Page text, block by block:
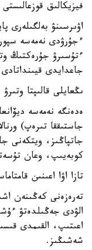
فيزيكالىق قوزعالىستى
اۋىرسىنۋ بەلگىلەرى
ءجۇرۋدى نەمەسە
ءتۇسىرۋ جۇرەكتىڭ
جاعدايدى
ىڭعايلى قالىپتا وتىرۋ
ەدەنگە نەمەسە
جاستىققا تىرەپ)
جاتپاڭىز، ويتكەنى
كوبەيىپ، وعان
تازا اۋا اعىنىن
تەرەزەنى كەڭىنەن
الۋدى جەڭىلدەتۋ
اعىتىپ، القىمدى
شەشىڭىز.